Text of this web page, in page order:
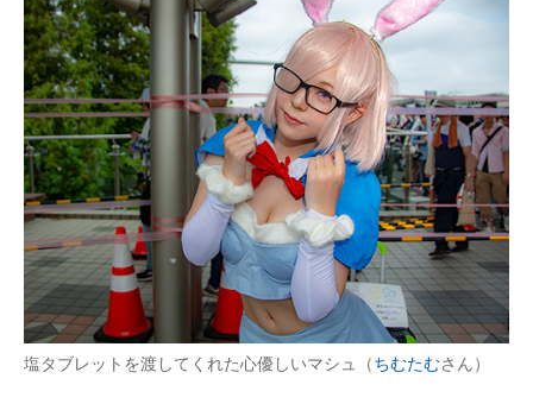
塩タブレットを渡してくれた心優しいマシュ（ちむたむさん）